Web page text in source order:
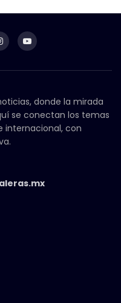
donde la mirada
se conectan los temas
internacional, con